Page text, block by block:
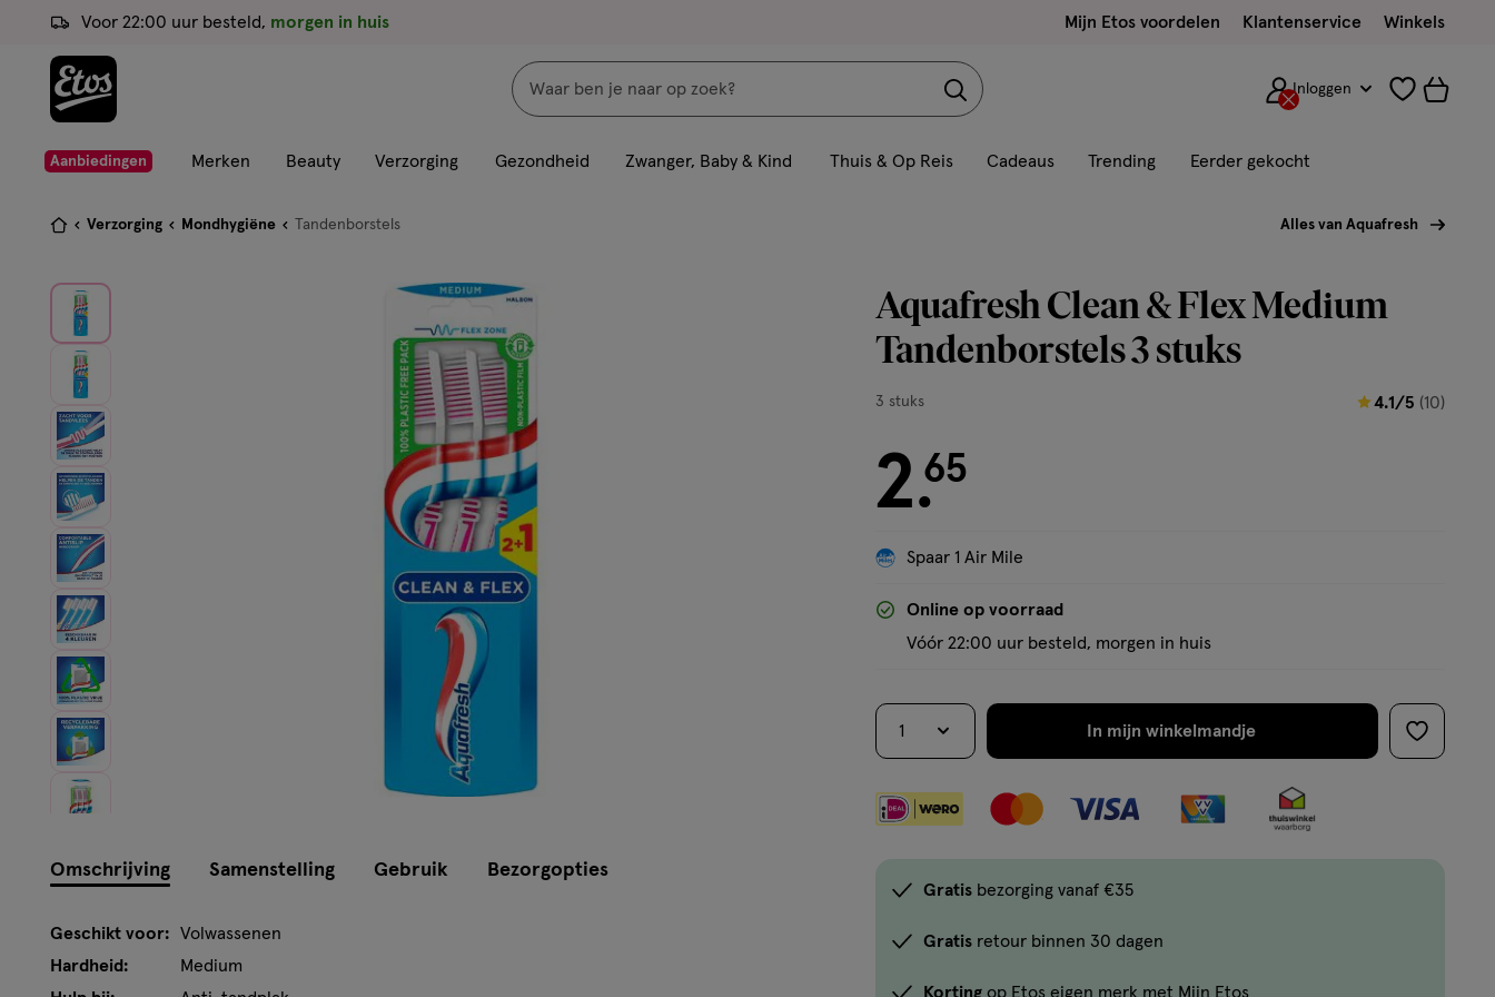
ga
de
hoofd
ga
de
naar
footer
Voor 22:00 uur besteld, morgen in huis Mijn Etos voordelen Klantenservice Winkels
Zoeken
met
volledig
venster
met
geavanceerde
zoekopties
Inloggen
Aanbiedingen Merken Beauty Verzorging Gezondheid Zwanger, Baby & Kind Thuis & Op Reis Cadeaus Trending Eerder gekocht
Je
hier:
Verzorging Mondhygiëne Tandenborstels Alles van Aquafresh
Aquafresh Clean & Flex Medium
Tandenborstels 3 stuks
3
3 stuks 4.1/5 (10)
4.1
€ 2.65
2.65
Spaar 1 Air Mile
Online op voorraad
Vóór 22:00 uur besteld, morgen in huis
1 In mijn winkelmandje
verhoog
met
Gratisbezorging vanaf €35
Gratisretour binnen 30 dagen
Kortingop Etos eigen merk met Mijn Etos
Omschrijving Samenstelling Gebruik Bezorgopties
Geschikt voor:
Volwassenen
Hardheid:
Medium